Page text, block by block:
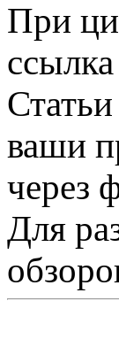
При
ваши
через
Для